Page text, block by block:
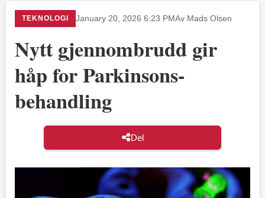
TEKNOLOGI January 20, 2026 6:23 PMAv Mads Olsen
Nytt gjennombrudd gir
håp for Parkinsons-
behandling
Del